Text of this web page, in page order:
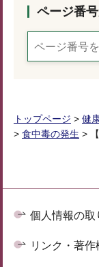
ページ番
トップページ > 健
> 食中毒の発生 >
個人情報の取
リンク・著